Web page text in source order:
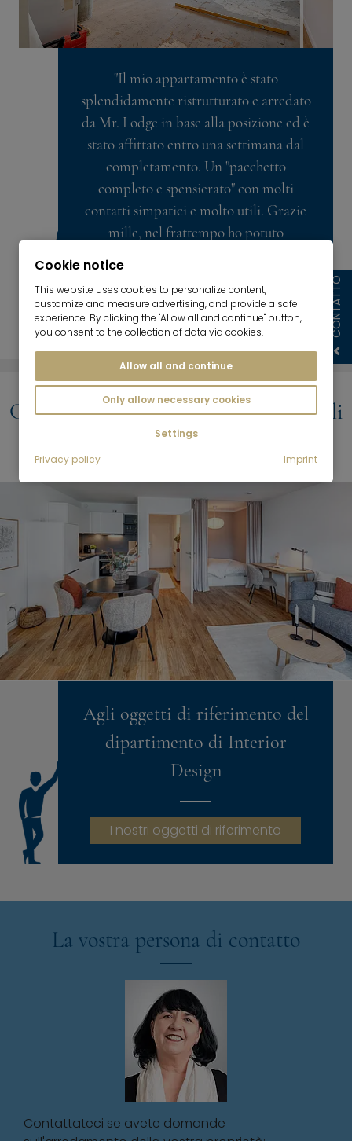
"Il mio appartamento è stato
splendidamente ristrutturato e arredato
da Mr. Lodge in base alla posizione ed è
stato affittato entro una settimana dal
completamento. Un "pacchetto
completo e spensierato" con molti
contatti simpatici e molto utili. Grazie
mille, nel frattempo ho potuto
Testimonianza del cliente Immoscout24
Gli appartamenti ammobiliati più belli
di Monaco
Agli oggetti di riferimento del
dipartimento di Interior
Design
I nostri oggetti di riferimento
La vostra persona di contatto
Contattateci se avete domande
CONTATTO
Cookie notice
This website uses cookies to personalize content,
customize and measure advertising, and provide a safe
experience. By clicking the "Allow all and continue" button,
you consent to the collection of data via cookies.
Allow all and continue
Only allow necessary cookies
Settings
Privacy policy
Imprint